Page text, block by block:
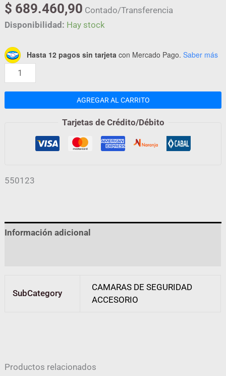
$ 689.460,90 Contado/Transferencia
Disponibilidad: Hay stock
Hasta 12 pagos sin tarjeta con Mercado Pago. Saber más
AGREGAR AL CARRITO
Tarjetas de Crédito/Débito
550123
Información adicional
SubCategory
CAMARAS DE SEGURIDAD
ACCESORIO
Productos relacionados